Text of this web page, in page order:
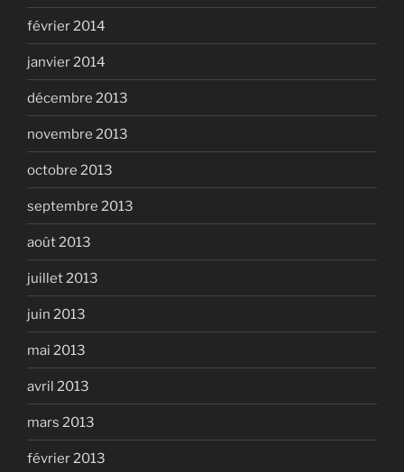
février 2014
janvier 2014
décembre 2013
novembre 2013
octobre 2013
septembre 2013
août 2013
juillet 2013
juin 2013
mai 2013
avril 2013
mars 2013
février 2013